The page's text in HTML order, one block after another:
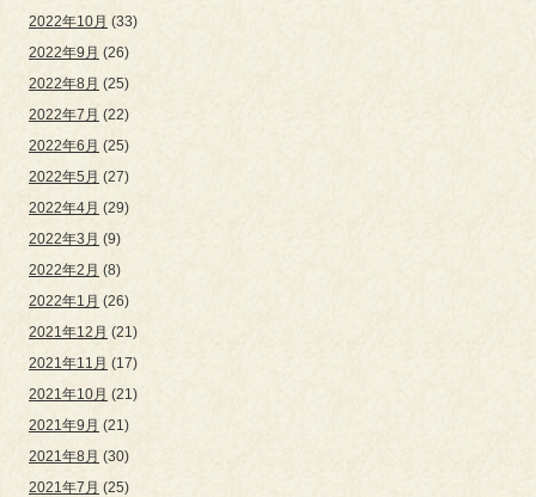
2022年10月 (33)
2022年9月 (26)
2022年8月 (25)
2022年7月 (22)
2022年6月 (25)
2022年5月 (27)
2022年4月 (29)
2022年3月 (9)
2022年2月 (8)
2022年1月 (26)
2021年12月 (21)
2021年11月 (17)
2021年10月 (21)
2021年9月 (21)
2021年8月 (30)
2021年7月 (25)